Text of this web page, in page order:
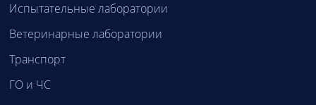
Испытательные лаборатории
Ветеринарные лаборатории
Транспорт
ГО и ЧС